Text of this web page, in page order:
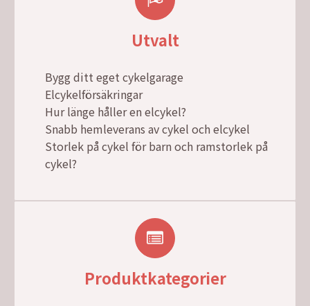
Utvalt
Bygg ditt eget cykelgarage
Elcykelförsäkringar
Hur länge håller en elcykel?
Snabb hemleverans av cykel och elcykel
Storlek på cykel för barn och ramstorlek på
cykel?
Produktkategorier